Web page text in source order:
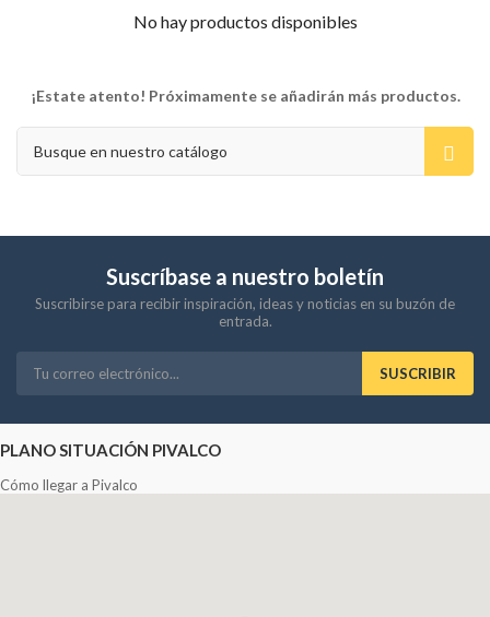
No hay productos disponibles
¡Estate atento! Próximamente se añadirán más productos.
Suscríbase a nuestro boletín
Suscribirse para recibir inspiración, ideas y noticias en su buzón de
entrada.
SUSCRIBIR
PLANO SITUACIÓN PIVALCO
Cómo llegar a Pivalco